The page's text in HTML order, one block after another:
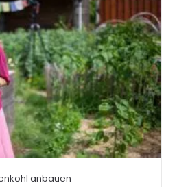
anbauen